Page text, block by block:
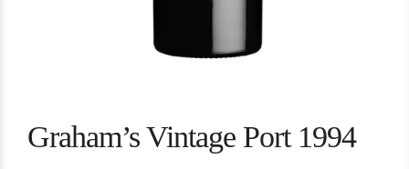
Graham’s Vintage Port 1994